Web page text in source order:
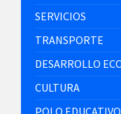
SERVICIOS
TRANSPORTE
DESARROLLO
CULTURA
POLO